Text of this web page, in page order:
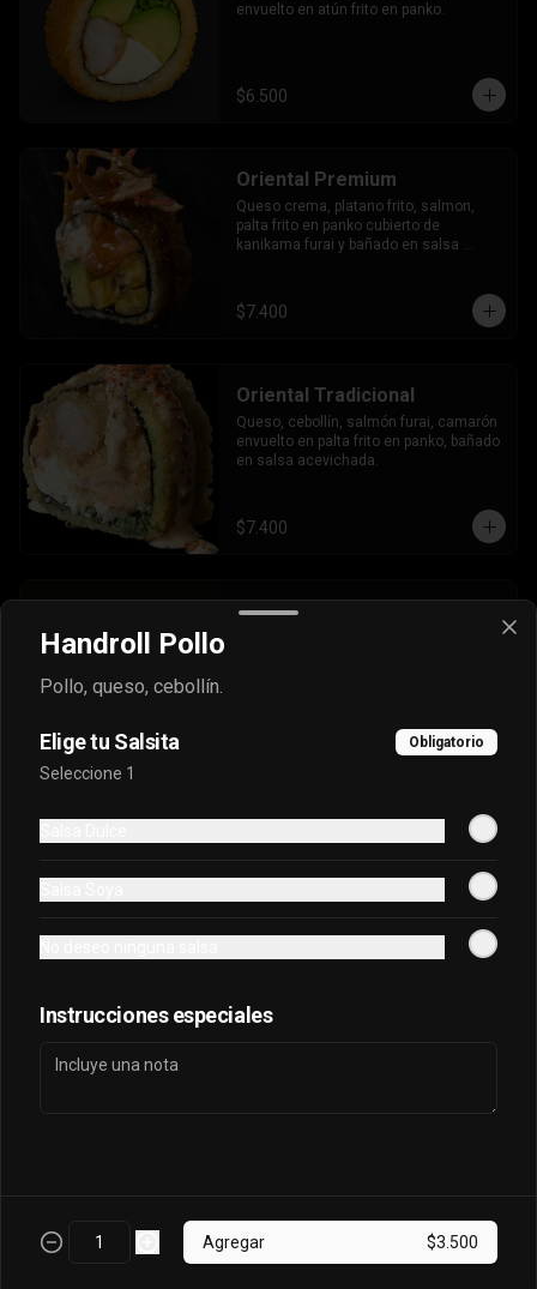
envuelto en atún frito en panko.
$6.500
Oriental Premium
Queso crema, platano frito, salmon,
palta frito en panko cubierto de
kanikama furai y bañado en salsa
$7.400
Oriental Tradicional
Queso, cebollín, salmón furai, camarón
envuelto en palta frito en panko, bañado
en salsa acevichada.
$7.400
Oriental Tuna Acevichado
Osaka Oriental
acevichada, coronado con masago.
$7.800
Sake Oriental
Handroll Pollo
Pollo, queso, cebollín.
Elige tu Salsita Obligatorio
Seleccione 1
Instrucciones especiales
Agregar $3.500